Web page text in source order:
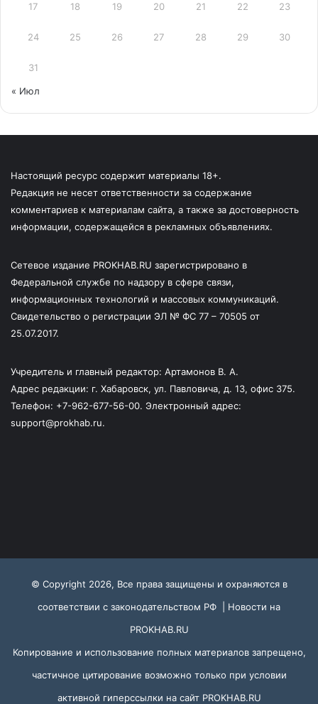
17 18 19 20 21 22 23
24 25 26 27 28 29 30
31
« Июл
Настоящий ресурс содержит материалы 18+.
Редакция не несет ответственности за содержание
комментариев к материалам сайта, а также за достоверность
информации, содержащейся в рекламных объявлениях.
Сетевое издание PROKHAB.RU зарегистрировано в
Федеральной службе по надзору в сфере связи,
информационных технологий и массовых коммуникаций.
Свидетельство о регистрации ЭЛ № ФС 77 – 70505 от
25.07.2017.
Учредитель и главный редактор: Артамонов В. А.
Адрес редакции: г. Хабаровск, ул. Павловича, д. 13, офис 375.
Телефон: +7-962-677-56-00. Электронный адрес:
support@prokhab.ru.
© Copyright 2026, Все права защищены и охраняются в
соответствии с законодательством РФ | Новости на
PROKHAB.RU
Копирование и использование полных материалов запрещено,
частичное цитирование возможно только при условии
активной гиперссылки на сайт PROKHAB.RU